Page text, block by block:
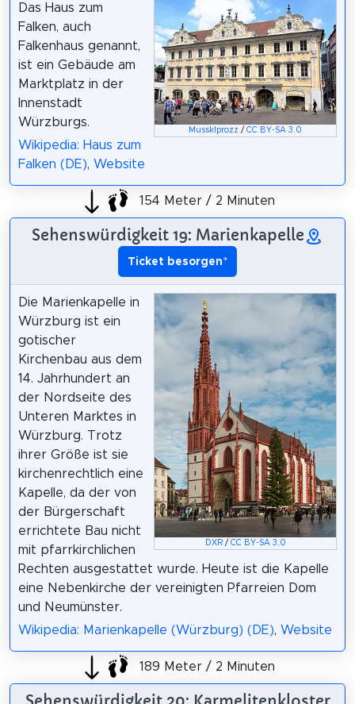
Mussklprozz /CC BY-SA 3.0
Das Haus zum
Falken, auch
Falkenhaus genannt,
ist ein Gebäude am
Marktplatz in der
Innenstadt
Würzburgs.
Wikipedia: Haus zum
Falken (DE), Website
154 Meter / 2 Minuten
Sehenswürdigkeit 19: Marienkapelle
Ticket besorgen*
DXR/ CC BY-SA 3.0
Die Marienkapelle in
Würzburg ist ein
gotischer
Kirchenbau aus dem
14. Jahrhundert an
der Nordseite des
Unteren Marktes in
Würzburg. Trotz
ihrer Größe ist sie
kirchenrechtlich eine
Kapelle, da der von
der Bürgerschaft
errichtete Bau nicht
mit pfarrkirchlichen
Rechten ausgestattet wurde. Heute ist die Kapelle
eine Nebenkirche der vereinigten Pfarreien Dom
und Neumünster.
Wikipedia: Marienkapelle (Würzburg) (DE), Website
189 Meter / 2 Minuten